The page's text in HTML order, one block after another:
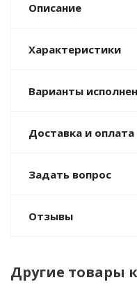
Описание
Характеристики
Варианты
Доставка и оплата
Задать вопрос
Отзывы
Другие товары